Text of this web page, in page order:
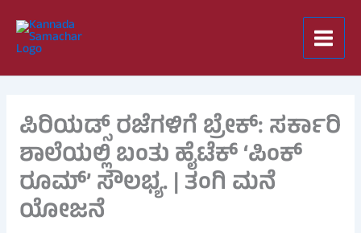
content
ಪಿರಿಯಡ್ಸ್ ರಜೆಗಳಿಗೆ ಬ್ರೇಕ್: ಸರ್ಕಾರಿ
ಶಾಲೆಯಲ್ಲಿ ಬಂತು ಹೈಟೆಕ್ ‘ಪಿಂಕ್
ರೂಮ್’ ಸೌಲಭ್ಯ. | ತಂಗಿ ಮನೆ
ಯೋಜನೆ